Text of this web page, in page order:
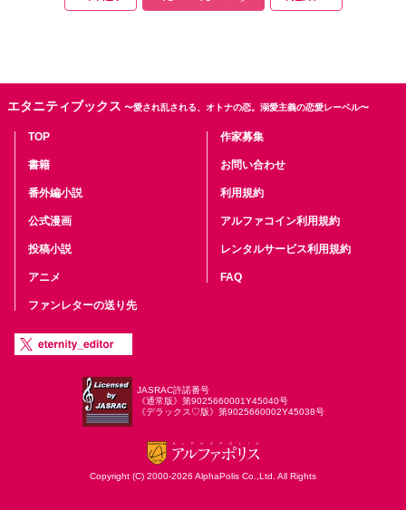
エタニティブックス 〜愛され乱される、オトナの恋。溺愛主義の恋愛レーベル〜
TOP
書籍
番外編小説
公式漫画
投稿小説
アニメ
ファンレターの送り先
作家募集
お問い合わせ
利用規約
アルファコイン利用規約
レンタルサービス利用規約
FAQ
JASRAC許諾番号
《通常版》第9025660001Y45040号
《デラックス♡版》第9025660002Y45038号
Copyright (C) 2000-2026 AlphaPolis Co.,Ltd. All Rights